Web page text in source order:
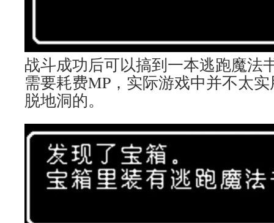
战斗成功后可以搞到一本逃跑魔法
需要耗费MP，实际游戏中并不太
脱地洞的。